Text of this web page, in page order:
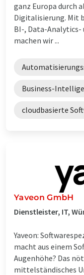
ganz Europa durch
Digitalisierung. Mit
BI-, Data-
machen wir ...
Business-
cloudbasierte
Yaveon GmbH
Dienstleister, IT,
Yaveon:
macht aus einem
Augenhöhe? Das
mittelständisches